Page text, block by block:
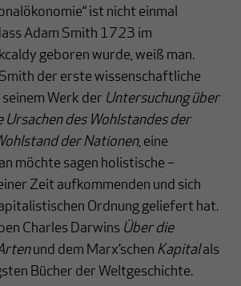
ist nicht einmal
Adam Smith 1723 im
geboren wurde, weiß man.
der erste wissenschaftliche
Werk der Untersuchung über
Ursachen des Wohlstandes der
der Nationen, eine
möchte sagen holistische –
Zeit aufkommenden und sich
Ordnung geliefert hat.
Charles Darwins Über die
und dem Marx’schen Kapitalals
Bücher der Weltgeschichte.